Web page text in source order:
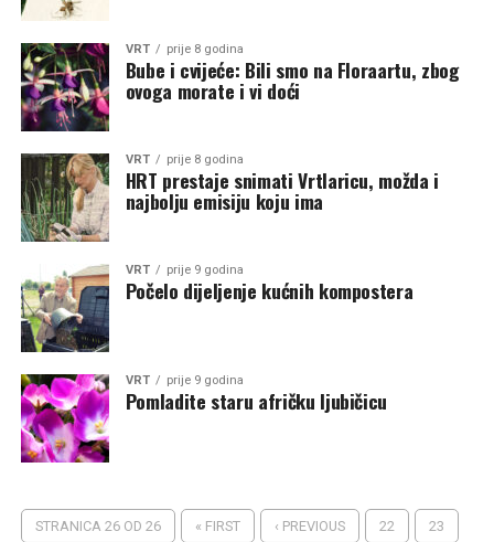
VRT prije 8 godina
Bube i cvijeće: Bili smo na Floraartu, zbog
ovoga morate i vi doći
VRT prije 8 godina
HRT prestaje snimati Vrtlaricu, možda i
najbolju emisiju koju ima
VRT prije 9 godina
Počelo dijeljenje kućnih kompostera
VRT prije 9 godina
Pomladite staru afričku ljubičicu
STRANICA 26 OD 26 « FIRST ‹ PREVIOUS 22 23